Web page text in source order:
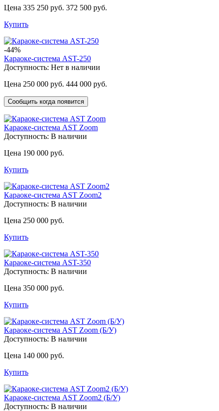
Цена 335 250 руб. 372 500 руб.
Купить
-44%
Караоке-система AST-250
Доступность: Нет в наличии
Цена 250 000 руб. 444 000 руб.
Сообщить когда появится
Караоке-система AST Zoom
Доступность: В наличии
Цена 190 000 руб.
Купить
Караоке-система AST Zoom2
Доступность: В наличии
Цена 250 000 руб.
Купить
Караоке-система AST-350
Доступность: В наличии
Цена 350 000 руб.
Купить
Караоке-система AST Zoom (Б/У)
Доступность: В наличии
Цена 140 000 руб.
Купить
Караоке-система AST Zoom2 (Б/У)
Доступность: В наличии